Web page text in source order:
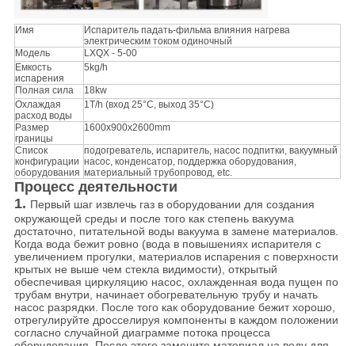
Имя
Испаритель падать-фильма влияния нагрева
электрическим током одиночный
Модель
LXQX - 5-00
Емкость
испарения
5kg/h
Полная сила
18kw
Охлаждая
расход воды
1T/h (вход 25°C, выход 35°C)
Размер
границы
1600x900x2600mm
Список
конфигурации
оборудования
подогреватель, испаритель, насос подпитки, вакуумный
насос, конденсатор, поддержка оборудования,
материальный трубопровод, etc.
Процесс деятельности
1. Первый шаг извлечь газ в оборудовании для создания
окружающей среды и после того как степень вакуума
достаточно, питательной воды вакуума в замене материалов.
Когда вода бежит ровно (вода в повышениях испарителя с
увеличением прогулки, материалов испарения с поверхности
крытых не выше чем стекла видимости), открытый
обеспечивая циркуляцию насос, охлажденная вода пущен по
трубам внутри, начинает обогревательную трубу и начать
насос разрядки. После того как оборудование бежит хорошо,
отрегулируйте дросселируя компоненты в каждом положении
согласно случайной диаграмме потока процесса